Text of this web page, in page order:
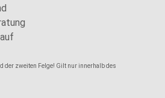
der zweiten Felge! Gilt nur innerhalb des